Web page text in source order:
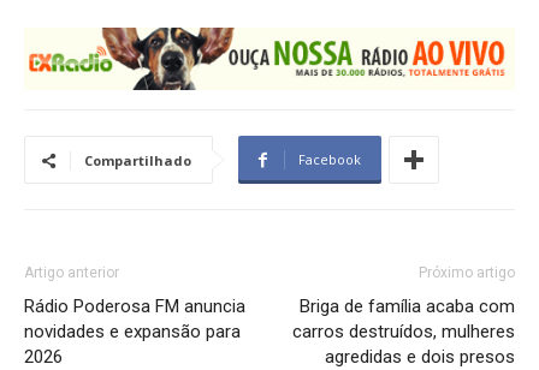
Compartilhado Facebook
Artigo anterior
Rádio Poderosa FM anuncia
novidades e expansão para
2026
Próximo artigo
Briga de família acaba com
carros destruídos, mulheres
agredidas e dois presos